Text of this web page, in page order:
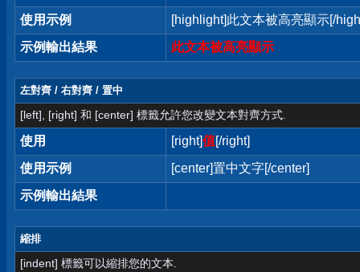
使用示例
[highlight]此文本被高亮顯示[/
示例輸出結果
此文本被高亮顯示
左對齊 / 右對齊 / 置中
[left], [right] 和 [center] 標籤允許您改變文本對齊方式.
使用 [right]值[/right]
使用示例
[center]置中文字[/center]
示例輸出結果
縮排
[indent] 標籤可以縮排您的文本.